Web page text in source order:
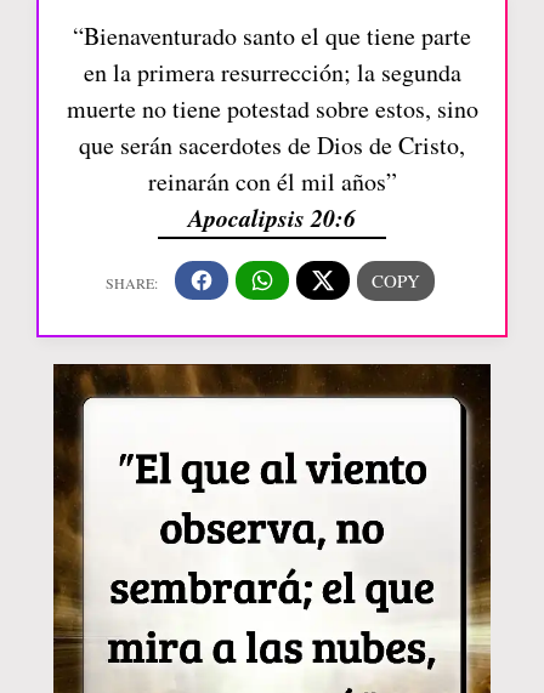
“Bienaventurado santo el que tiene parte
en la primera resurrección; la segunda
muerte no tiene potestad sobre estos, sino
que serán sacerdotes de Dios de Cristo,
reinarán con él mil años”
Apocalipsis 20:6